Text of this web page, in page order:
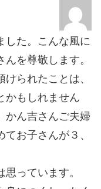
した。こんな風に
を尊敬します。
られたことは、
かもしれません
かん吉さんご夫婦
お子さんが３、
っています。